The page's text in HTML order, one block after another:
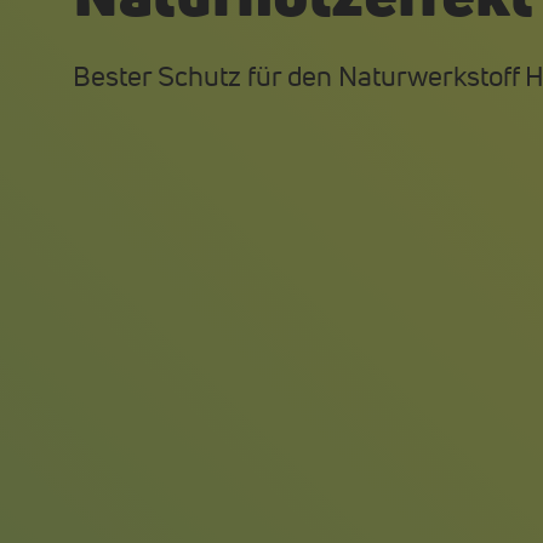
Bester Schutz für den Naturwerkstoff